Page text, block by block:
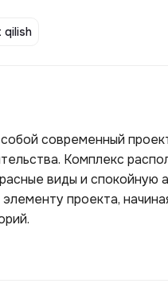
qilish
современный
Комплекс
виды и спокойную
проекта,